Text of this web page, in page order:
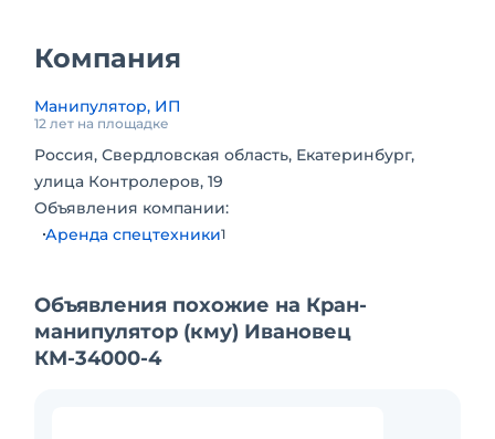
Компания
Манипулятор, ИП
12 лет на площадке
Россия, Свердловская область, Екатеринбург,
улица Контролеров, 19
Объявления компании:
Аренда спецтехники1
Объявления похожие на Кран-
манипулятор (кму) Ивановец
КМ-34000-4